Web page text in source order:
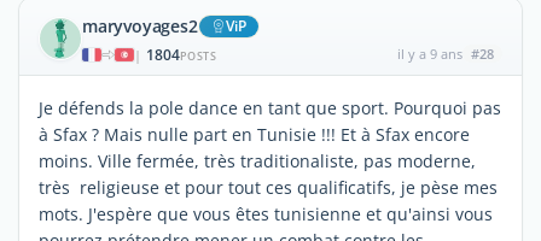
maryvoyages2 ViP
| 1804POSTS il y a 9 ans #28
Je défends la pole dance en tant que sport. Pourquoi pas
à Sfax ? Mais nulle part en Tunisie !!! Et à Sfax encore
moins. Ville fermée, très traditionaliste, pas moderne,
très religieuse et pour tout ces qualificatifs, je pèse mes
mots. J'espère que vous êtes tunisienne et qu'ainsi vous